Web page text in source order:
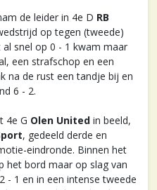
de leider in 4e D RB
op tegen (tweede)
al snel op 0 - 1 kwam maar
een strafschop en een
na de rust een tandje bij en
6 - 2.
4e G Olen United in beeld,
, gedeeld derde en
eindronde. Binnen het
het bord maar op slag van
- 1 en in een intense tweede